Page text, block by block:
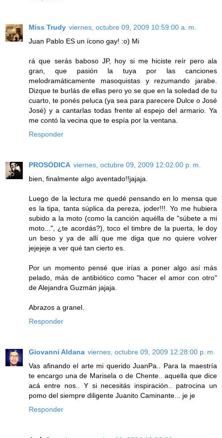
Miss Trudy viernes, octubre 09, 2009 10:59:00 a. m.
Juan Pablo ES un ícono gay! :o) Mi
rá que serás baboso JP, hoy si me hiciste reír pero ala
gran, que pasión la tuya por las canciones
melodramáticamente masoquistas y rezumando jarabe.
Dizque te burlás de ellas pero yo se que en la soledad de tu
cuarto, te ponés peluca (ya sea para parecere Dulce o José
José) y a cantarlas todas frente al espejo del armario. Ya
me contó la vecina que te espía por la ventana.
Responder
PROSÓDICA viernes, octubre 09, 2009 12:02:00 p. m.
bien, finalmente algo aventado!!jajaja.
Luego de la lectura me quedé pensando en lo mensa que
es la tipa, tanta súplica da pereza, joder!!!. Yo me hubiera
subido a la moto (como la canción aquélla de "súbete a mi
moto...", ¿te acordás?), toco el timbre de la puerta, le doy
un beso y ya de allí que me diga que no quiere volver
jejejeje a ver qué tan cierto es.
Por un momento pensé que irías a poner algo así más
pelado, más de antibiótico como "hacer el amor con otro"
de Alejandra Guzmán jajaja.
Abrazos a granel.
Responder
Giovanni Aldana viernes, octubre 09, 2009 12:28:00 p. m.
Vas afinando el arte mi querido JuanPa.. Para la maestría
te encargo una de Marisela o de Chente.. aquella que dice
acá entre nos.. Y si necesitás inspiración.. patrocina un
pomo del siempre diligente Juanito Caminante... je je
Responder